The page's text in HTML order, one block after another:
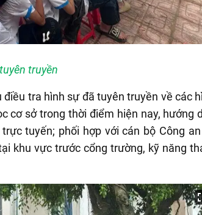
truyền
tra hình sự đã tuyên truyền về các
cơ sở trong thời điểm hiện nay, hướng
tuyến; phối hợp với cán bộ Công
khu vực trước cổng trường, kỹ năng